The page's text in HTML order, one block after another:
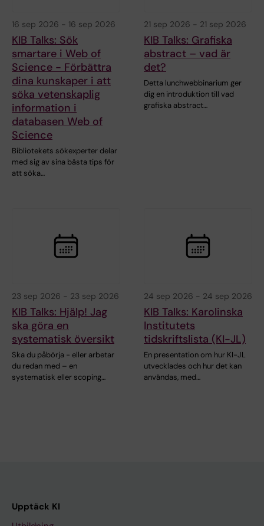
16 sep 2026 - 16 sep 2026
KIB Talks: Sök
smartare i Web of
Science - Förbättra
dina kunskaper i att
söka vetenskaplig
information i
databasen Web of
Science
Bibliotekets sökexperter delar
med sig av sina bästa tips för
att söka…
21 sep 2026 - 21 sep 2026
KIB Talks: Grafiska
abstract – vad är
det?
Detta lunchwebbinarium ger
dig en introduktion till vad
grafiska abstract…
23 sep 2026 - 23 sep 2026
KIB Talks: Hjälp! Jag
ska göra en
systematisk översikt
Ska du påbörja - eller arbetar
du redan med – en
systematisk eller scoping…
24 sep 2026 - 24 sep 2026
KIB Talks: Karolinska
Institutets
tidskriftslista (KI-JL)
En presentation om hur KI-JL
utvecklades och hur det kan
användas, med…
Upptäck KI